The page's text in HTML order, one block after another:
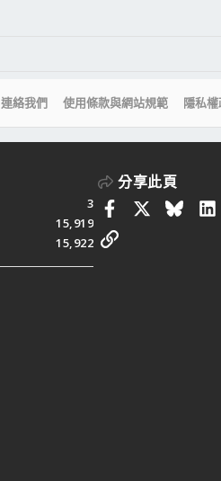
連絡我們 使用條款與網站規範 隱私
3
15,919
15,922
分享此頁
Facebook
連結